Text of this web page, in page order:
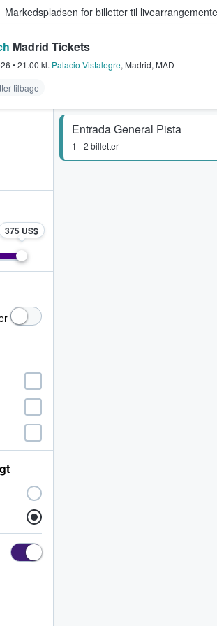
Markedspladsen for billetter til
fans køber og sælger
Madrid Tickets
•21.00 kl. Palacio Vistalegre, Madrid, MAD
tilbage
Entrada General Pista
1 - 2 billetter
375 US$